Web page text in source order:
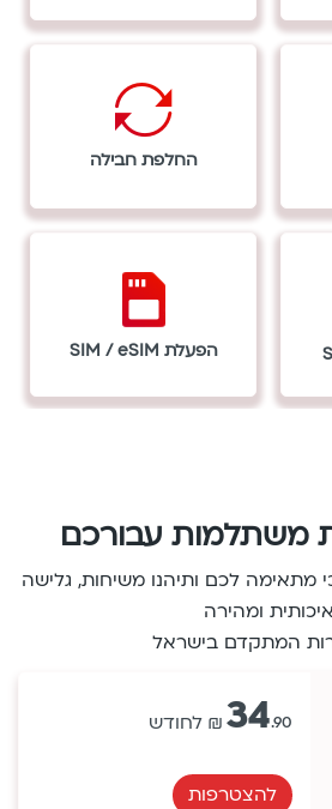
החלפת חבילה
הפעלת SIM / eSIM
משתלמות עבורכם
לכם ותיהנו משיחות, גלישה
ומהירה
המתקדם בישראל
34.90
להצטרפות